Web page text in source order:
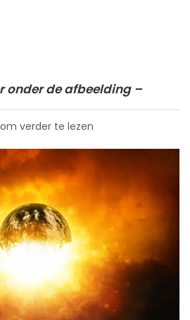
onder de afbeelding –
verder te lezen